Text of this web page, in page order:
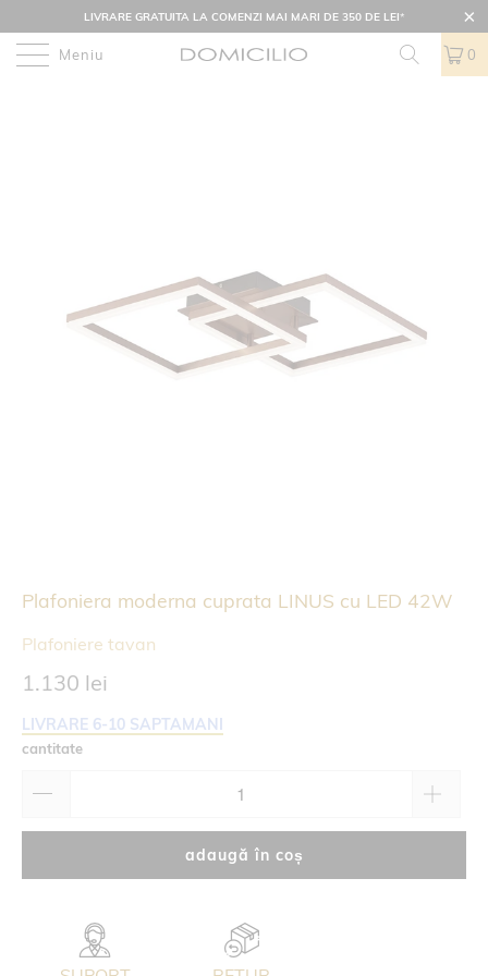
LIVRARE GRATUITA LA COMENZI MAI MARI DE 350 DE LEI*
Meniu 0
Plafoniera moderna cuprata LINUS cu LED 42W
Plafoniere tavan
1.130 lei
LIVRARE 6-10 SAPTAMANI
cantitate
adaugă în coș